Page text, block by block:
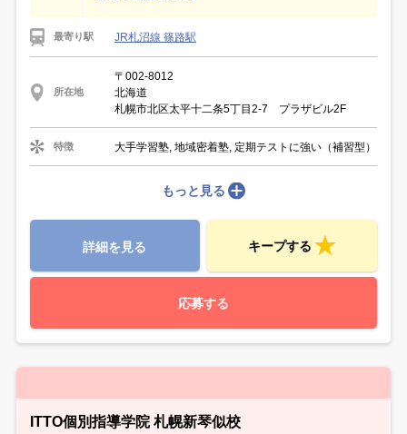
最寄り駅 JR札沼線 篠路駅
所在地
〒002-8012
北海道
札幌市北区太平十二条5丁目2-7 プラザビル2F
特徴 大手学習塾, 地域密着塾, 定期テストに強い（補習型）
もっと見る
詳細を見る キープする
応募する
ITTO個別指導学院 札幌新琴似校